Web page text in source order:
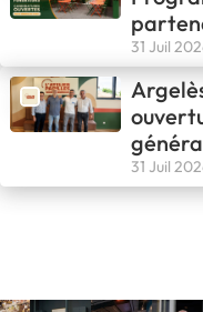
31 Juil
31 Juil